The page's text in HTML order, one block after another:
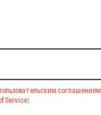
соглашением
Service).